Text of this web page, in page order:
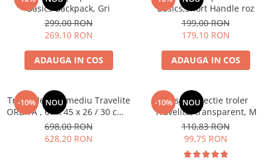
Huse troler
Business Travel
Borsete
Reduceri bagaje
Basics Backpack, Gri
299,00 RON
269,10 RON
ADAUGA IN COS
Basics,Short Handle roz
199,00 RON
179,10 RON
ADAUGA IN COS
-10% NOU
Troler de cala mediu Travelite
ORBITA , 67 x 45 x 26 / 30 cm -
M
698,00 RON
628,20 RON
-10% NOU
Husa protectie troler
Travelite, transparent, M
110,83 RON
99,75 RON